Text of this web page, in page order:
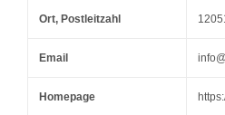
Ort, Postleitzahl
Email
Homepage